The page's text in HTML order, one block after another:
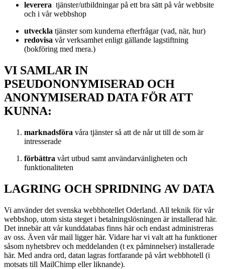
leverera tjänster/utbildningar på ett bra sätt på vår webbsite
och i vår webbshop
utveckla tjänster som kunderna efterfrågar (vad, när, hur)
redovisa vår verksamhet enligt gällande lagstiftning
(bokföring med mera.)
VI SAMLAR IN
PSEUDONONYMISERAD OCH
ANONYMISERAD DATA FÖR ATT
KUNNA:
marknadsföra våra tjänster så att de når ut till de som är
intresserade
förbättra vårt utbud samt användarvänligheten och
funktionaliteten
LAGRING OCH SPRIDNING AV DATA
Vi använder det svenska webbhotellet Oderland. All teknik för vår
webbshop, utom sista steget i betalningslösningen är installerad här.
Det innebär att vår kunddatabas finns här och endast administreras
av oss. Även vår mail ligger här. Vidare har vi valt att ha funktioner
såsom nyhetsbrev och meddelanden (t ex påminnelser) installerade
här. Med andra ord, datan lagras fortfarande på vårt webbhotell (i
motsats till MailChimp eller liknande).